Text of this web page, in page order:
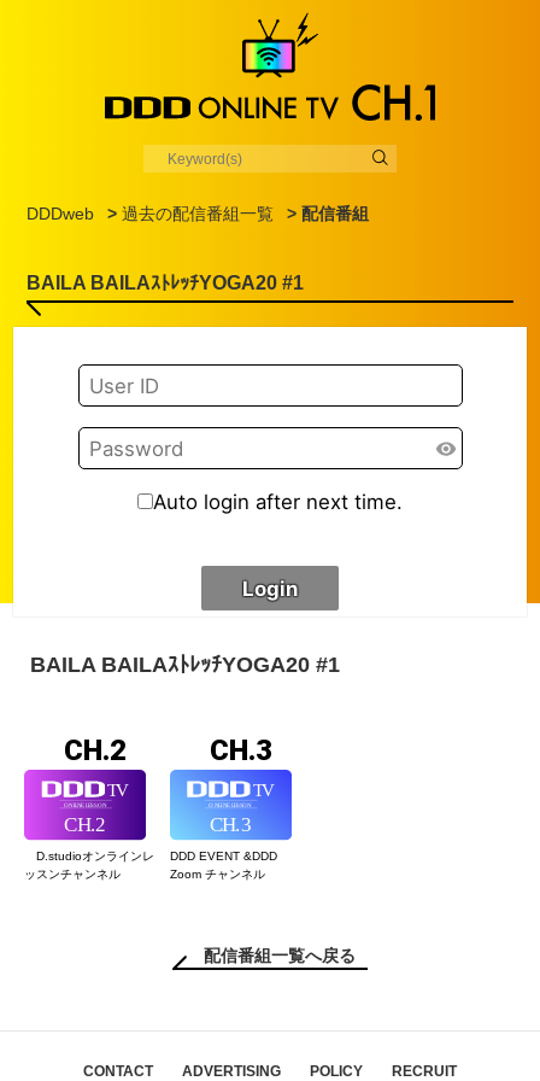
DDDweb >過去の配信番組一覧 > 配信番組
BAILA BAILAｽﾄﾚｯﾁYOGA20 #1
BAILA BAILAｽﾄﾚｯﾁYOGA20 #1
CH.2
D.studioオンラインレ
ッスンチャンネル
CH.3
DDD EVENT &DDD
Zoom チャンネル
配信番組一覧へ戻る
CONTACT ADVERTISING POLICY RECRUIT